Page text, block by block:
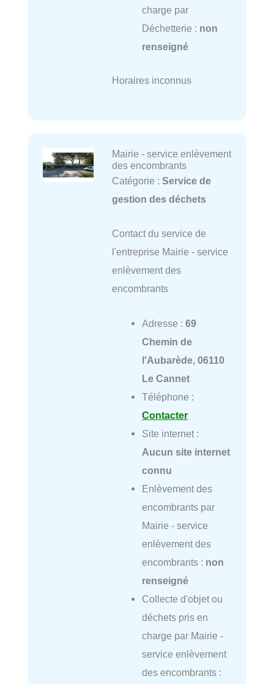
charge par
Déchetterie : non
renseigné
Horaires inconnus
Mairie - service enlèvement
des encombrants
Catégorie : Service de
gestion des déchets
Contact du service de
l'entreprise Mairie - service
enlèvement des
encombrants
Adresse : 69
Chemin de
l'Aubarède, 06110
Le Cannet
Téléphone :
Contacter
Site internet :
Aucun site internet
connu
Enlèvement des
encombrants par
Mairie - service
enlèvement des
encombrants : non
renseigné
Collecte d'objet ou
déchets pris en
charge par Mairie -
service enlèvement
des encombrants :